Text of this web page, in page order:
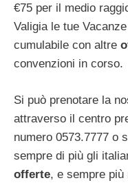
€75 per il medio
Valigia le tue
cumulabile con altre
convenzioni in corso.
Si può prenotare la
attraverso il centro
numero 0573.7777 o
sempre di più gli
offerte, e sempre più